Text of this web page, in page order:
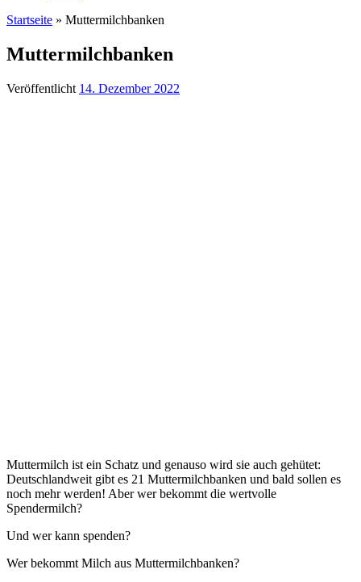
Startseite » Muttermilchbanken
Muttermilchbanken
Veröffentlicht 14. Dezember 2022
Muttermilch ist ein Schatz und genauso wird sie auch gehütet:
Deutschlandweit gibt es 21 Muttermilchbanken und bald sollen es
noch mehr werden! Aber wer bekommt die wertvolle
Spendermilch?
Und wer kann spenden?
Wer bekommt Milch aus Muttermilchbanken?